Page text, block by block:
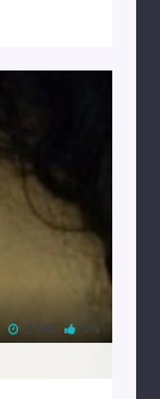
2 MB 0%